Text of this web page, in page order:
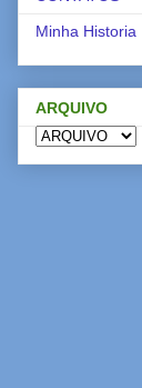
Minha Historia
ARQUIVO